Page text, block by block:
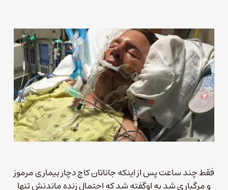
فقط چند ساعت پس از اینکه جاناتان کاچ دچار بیماری مرموز
و مرگباری شد به اوگفته شد که احتمال زنده ماندنش تنها